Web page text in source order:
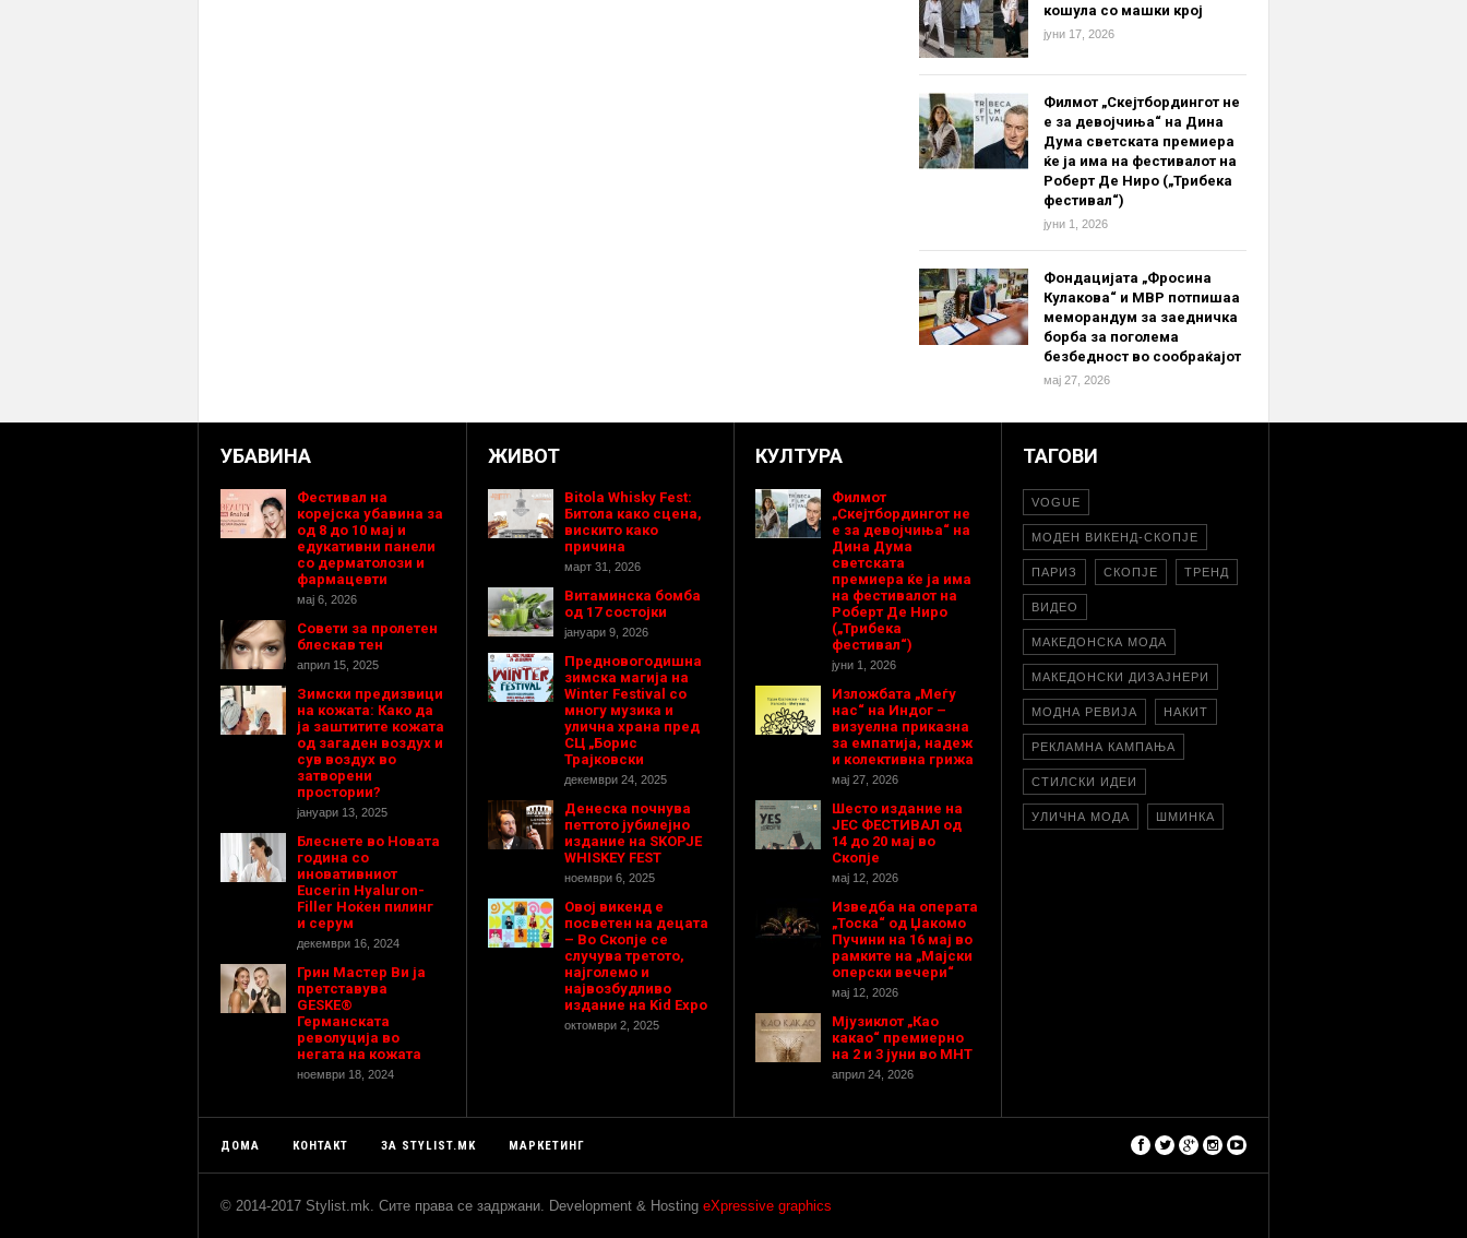
кошула со машки крој
јуни 17, 2026
Филмот „Скејтбордингот не
е за девојчиња“ на Дина
Дума светската премиера
ќе ја има на фестивалот на
Роберт Де Ниро („Трибека
фестивал“)
јуни 1, 2026
Фондацијата „Фросина
Кулакова“ и МВР потпишаа
меморандум за заедничка
борба за поголема
безбедност во сообраќајот
мај 27, 2026
УБАВИНА
Фестивал на
корејска убавина за
од 8 до 10 мај и
едукативни панели
со дерматолози и
фармацевти
мај 6, 2026
Совети за пролетен
блескав тен
април 15, 2025
Зимски предизвици
на кожата: Како да
ја заштитите кожата
од загаден воздух и
сув воздух во
затворени
простории?
јануари 13, 2025
Блеснете во Новата
година со
иновативниот
Eucerin Hyaluron-
Filler Ноќен пилинг
и серум
декември 16, 2024
Грин Мастер Ви ја
претставува
GESKE®
Германската
револуција во
негата на кожата
ноември 18, 2024
ЖИВОТ
Bitola Whisky Fest:
Битола како сцена,
вискито како
причина
март 31, 2026
Витаминска бомба
од 17 состојки
јануари 9, 2026
Предновогодишнa
зимска магија на
Winter Festival со
многу музика и
улична храна пред
СЦ „Борис
Трајковски
декември 24, 2025
Денеска почнува
петтото јубилејно
издание на SKOPJE
WHISKEY FEST
ноември 6, 2025
Овој викенд е
посветен на децата
– Во Скопје се
случува третото,
најголемо и
највозбудливо
издание на Kid Expo
октомври 2, 2025
КУЛТУРА
Филмот
„Скејтбордингот не
е за девојчиња“ на
Дина Дума
светската
премиера ќе ја има
на фестивалот на
Роберт Де Ниро
(„Трибека
фестивал“)
јуни 1, 2026
Изложбата „Меѓу
нас“ на Индог –
визуелна приказна
за емпатија, надеж
и колективна грижа
мај 27, 2026
Шесто издание на
ЈЕС ФЕСТИВАЛ од
14 до 20 мај во
Скопје
мај 12, 2026
Изведба на операта
„Тоска“ од Џакомо
Пучини на 16 мај во
рамките на „Мајски
оперски вечери“
мај 12, 2026
Мјузиклот „Као
какао“ премиерно
на 2 и 3 јуни во МНТ
април 24, 2026
ТАГОВИ
VOGUE
МОДЕН ВИКЕНД-СКОПЈЕ
ПАРИЗ СКОПЈЕ ТРЕНД
ВИДЕО
МАКЕДОНСКА МОДА
МАКЕДОНСКИ ДИЗАЈНЕРИ
МОДНА РЕВИЈА НАКИТ
РЕКЛАМНА КАМПАЊА
СТИЛСКИ ИДЕИ
УЛИЧНА МОДА ШМИНКА
ДОМА КОНТАКТ ЗА STYLIST.MK МАРКЕТИНГ
© 2014-2017 Stylist.mk. Сите права се задржани. Development & Hosting eXpressive graphics